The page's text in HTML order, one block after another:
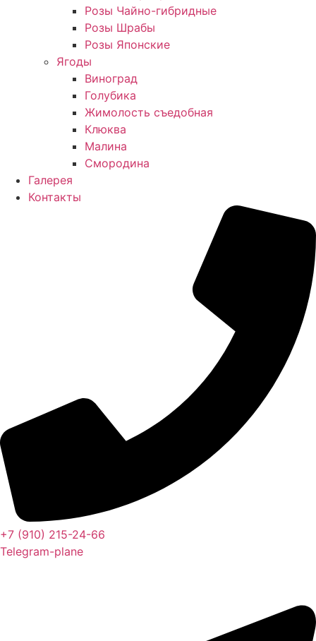
Розы Чайно-гибридные
Розы Шрабы
Розы Японские
Ягоды
Виноград
Голубика
Жимолость съедобная
Клюква
Малина
Смородина
Галерея
Контакты
+7 (910) 215-24-66
Telegram-plane